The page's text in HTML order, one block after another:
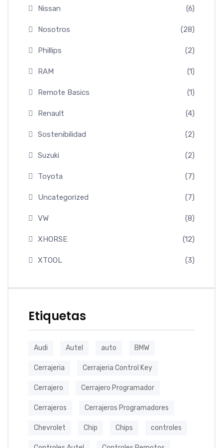
Nissan (6)
Nosotros (28)
Phillips (2)
RAM (1)
Remote Basics (1)
Renault (4)
Sostenibilidad (2)
Suzuki (2)
Toyota (7)
Uncategorized (7)
VW (8)
XHORSE (12)
XTOOL (3)
Etiquetas
Audi Autel auto BMW
Cerrajeria Cerrajeria Control Key
Cerrajero Cerrajero Programador
Cerrajeros Cerrajeros Programadores
Chevrolet Chip Chips controles